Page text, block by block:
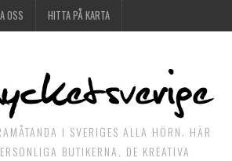
OSS HITTA PÅ KARTA
I SVERIGES ALLA HÖRN. HÄR
BUTIKERNA, DE KREATIVA